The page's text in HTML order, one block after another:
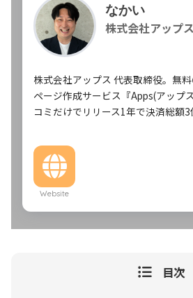
なかい
株式会社アップス
株式会社アップス 代表取締役。無
ページ作成サービス『Apps(アップ
コミだけでリリース1年で決済総額3
Website
目次